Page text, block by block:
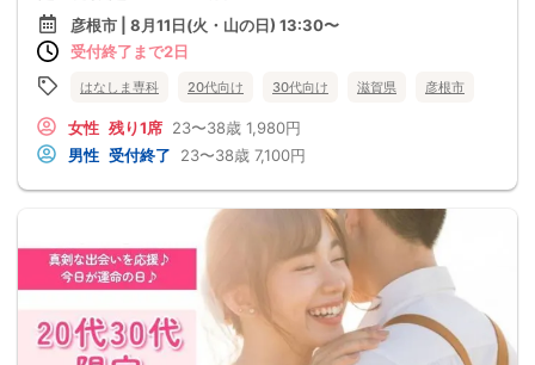
彦根市 | 8月11日(火・山の日) 13:30〜
受付終了まで2日
はなしま専科 20代向け 30代向け 滋賀県 彦根市
女性 残り1席 23〜38歳 1,980円
男性 受付終了 23〜38歳 7,100円